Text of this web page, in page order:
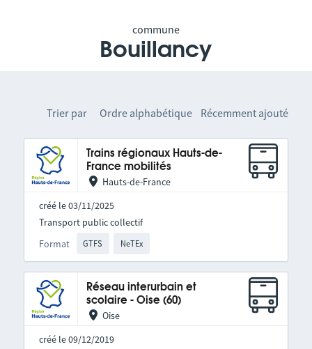
commune
Bouillancy
Trier par Ordre alphabétique Récemment ajouté
Trains régionaux Hauts-de-
France mobilités
Hauts-de-France
créé le 03/11/2025
Format GTFS NeTEx
Transport public collectif
Réseau interurbain et
scolaire - Oise (60)
Oise
créé le 09/12/2019